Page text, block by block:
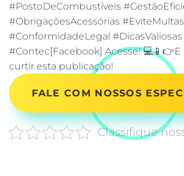
#PostoDeCombustíveis
#ObrigaçõesAcessórias #EviteMultas
#ConformidadeLegal #DicasValiosas
#Contec[Facebook] Acesse!
curtir esta publicação!
FALE COM NOSSOS
Classifique